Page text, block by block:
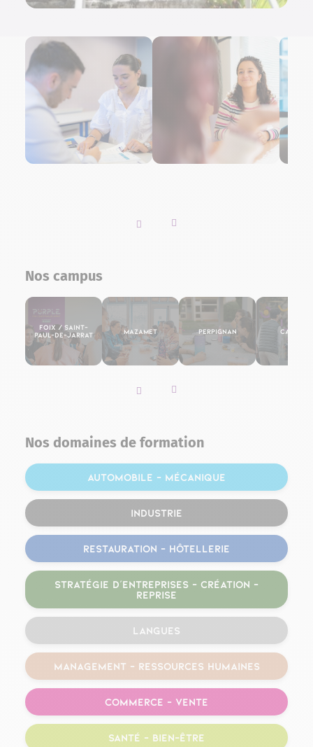
Slider vers la gauche
Slider vers la droite
Nos campus
Slider vers la gauche
Foix / Saint-
Paul-de-Jarrat
Mazamet Perpignan Cahors
Slider vers la droite
Nos domaines de formation
Automobile – Mécanique
Industrie
Restauration – Hôtellerie
Stratégie d’entreprises – Création –
Reprise
Langues
Management – Ressources humaines
Commerce – Vente
Santé – Bien-être